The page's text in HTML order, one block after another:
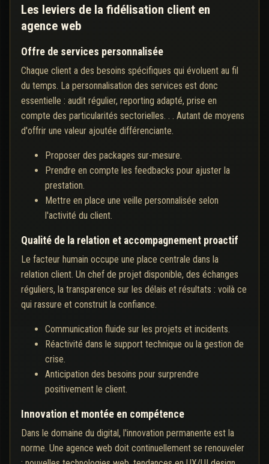
Les leviers de la fidélisation client en
agence web
Offre de services personnalisée
Chaque client a des besoins spécifiques qui évoluent au fil
du temps. La personnalisation des services est donc
essentielle : audit régulier, reporting adapté, prise en
compte des particularités sectorielles. . . Autant de moyens
d'offrir une valeur ajoutée différenciante.
Proposer des packages sur-mesure.
Prendre en compte les feedbacks pour ajuster la
prestation.
Mettre en place une veille personnalisée selon
l'activité du client.
Qualité de la relation et accompagnement proactif
Le facteur humain occupe une place centrale dans la
relation client. Un chef de projet disponible, des échanges
réguliers, la transparence sur les délais et résultats : voilà ce
qui rassure et construit la confiance.
Communication fluide sur les projets et incidents.
Réactivité dans le support technique ou la gestion de
crise.
Anticipation des besoins pour surprendre
positivement le client.
Innovation et montée en compétence
Dans le domaine du digital, l'innovation permanente est la
norme. Une agence web doit continuellement se renouveler